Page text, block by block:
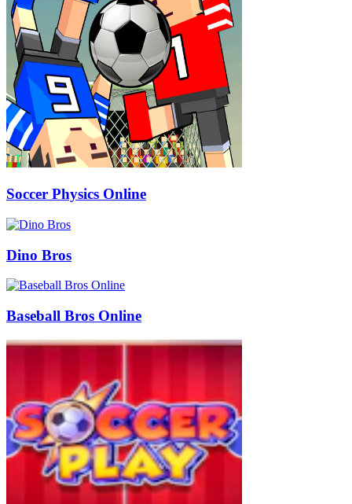
Soccer Physics Online
Dino Bros
Baseball Bros Online